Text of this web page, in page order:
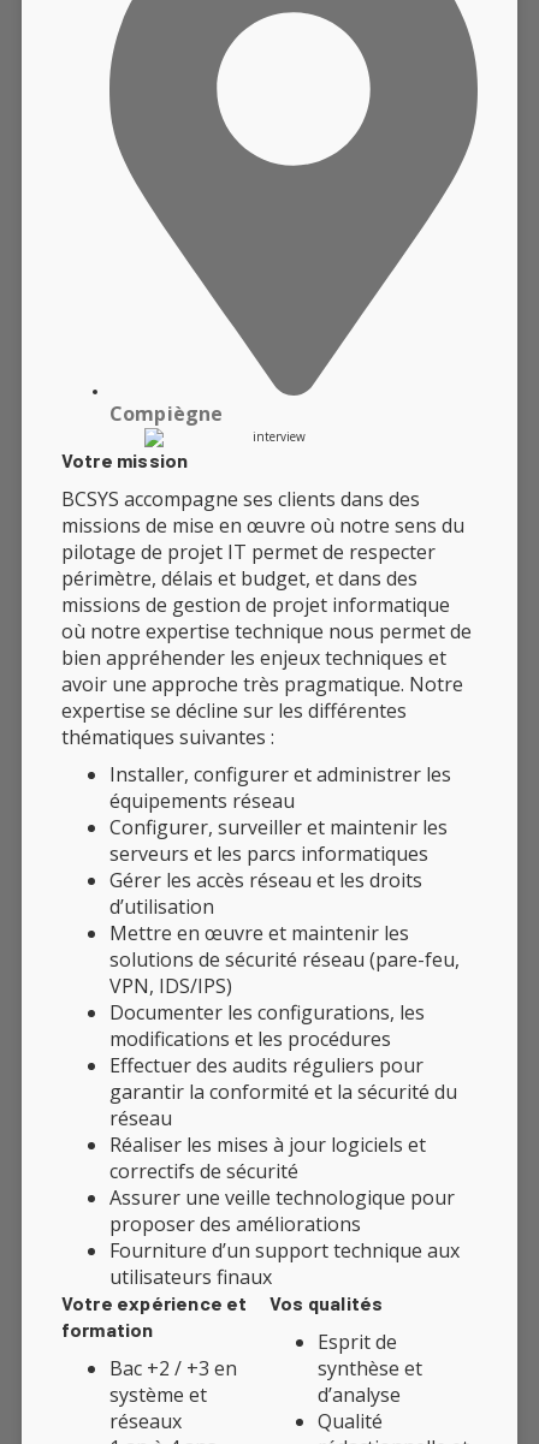
Compiègne
Votre mission
BCSYS accompagne ses clients dans des
missions de mise en œuvre où notre sens du
pilotage de projet IT permet de respecter
périmètre, délais et budget, et dans des
missions de gestion de projet informatique
où notre expertise technique nous permet de
bien appréhender les enjeux techniques et
avoir une approche très pragmatique. Notre
expertise se décline sur les différentes
thématiques suivantes :
Installer, configurer et administrer les
équipements réseau
Configurer, surveiller et maintenir les
serveurs et les parcs informatiques
Gérer les accès réseau et les droits
d’utilisation
Mettre en œuvre et maintenir les
solutions de sécurité réseau (pare-feu,
VPN, IDS/IPS)
Documenter les configurations, les
modifications et les procédures
Effectuer des audits réguliers pour
garantir la conformité et la sécurité du
réseau
Réaliser les mises à jour logiciels et
correctifs de sécurité
Assurer une veille technologique pour
proposer des améliorations
Fourniture d’un support technique aux
utilisateurs finaux
Votre expérience et
formation
Bac +2 / +3 en
système et
réseaux
Vos qualités
Esprit de
synthèse et
d’analyse
Qualité